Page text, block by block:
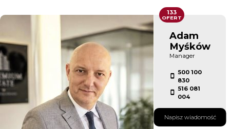
Adam
Myśków
Manager
500 100
830
516 081
004
Napisz wiadomość
133
OFERT